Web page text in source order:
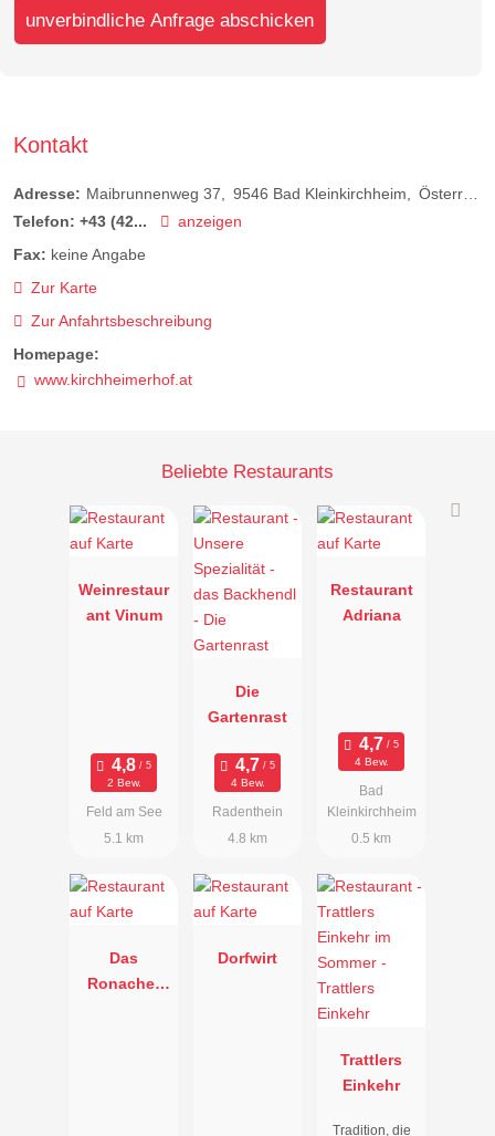
unverbindliche Anfrage abschicken
Kontakt
Adresse: Maibrunnenweg 37 9546 Bad Kleinkirchheim
Österreich
Telefon: +43 (42...
anzeigen
Fax: keine Angabe
Zur Karte
Zur Anfahrtsbeschreibung
Homepage:
www.kirchheimerhof.at
Beliebte Restaurants
Weinrestaur
ant Vinum
2 Bew.
Feld am See
5.1 km
Die
Gartenrast
4 Bew.
Radenthein
4.8 km
Restaurant
Adriana
4 Bew.
Bad
Kleinkirchheim
0.5 km
Das
Ronacher
Dorfwirt
Trattlers
Einkehr
Tradition, die